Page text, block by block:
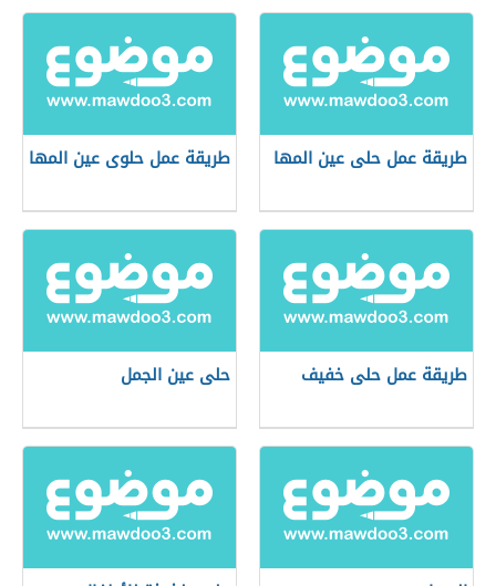
طريقة عمل حلى عين المها طريقة عمل حلوى عين المها
طريقة عمل حلى خفيف حلى عين الجمل